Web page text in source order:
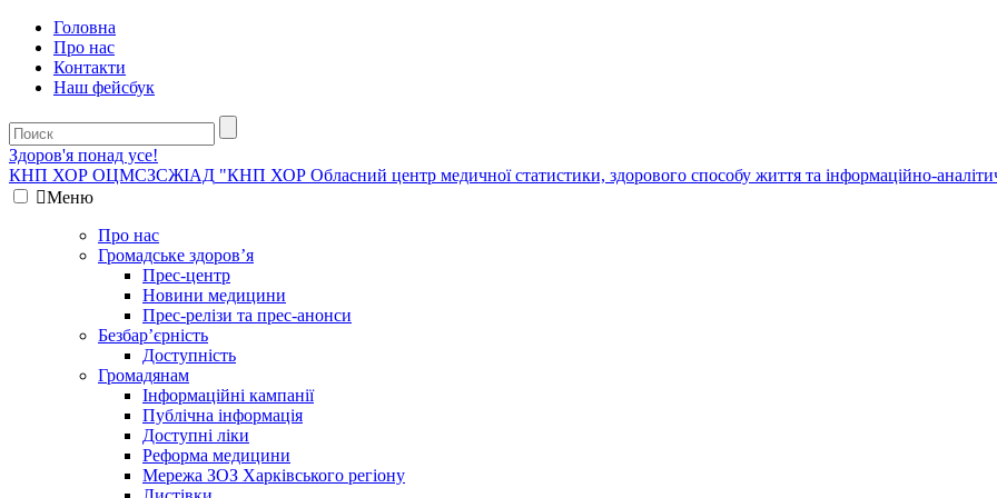
Головна
Про нас
Контакти
Наш фейсбук
Здоров'я понад усе!
КНП ХОР ОЦМСЗСЖIАД "КНП ХОР Обласний центр медичної статистики, здорового способу життя та інформаційно-
Меню
Про нас
Громадське здоров’я
Прес-центр
Новини медицини
Прес-релізи та прес-анонси
Безбар’єрність
Доступність
Громадянам
Інформаційні кампанії
Публічна інформація
Доступні ліки
Реформа медицини
Мережа ЗОЗ Харківського регіону